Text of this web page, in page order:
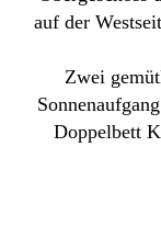
auf der
Zwei
Doppelbett